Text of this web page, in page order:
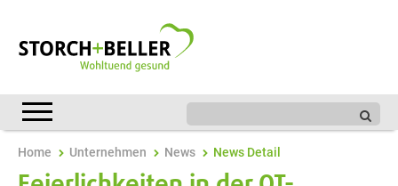
Home Unternehmen News News Detail